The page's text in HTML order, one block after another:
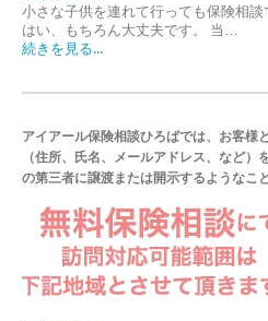
小さな子供を連れて行っても保険相談
はい、もちろん大丈夫です。 当…
続きを見る...
アイアール保険相談ひろばでは、お客様
（住所、氏名、メールアドレス、など
の第三者に譲渡または開示するようなこ